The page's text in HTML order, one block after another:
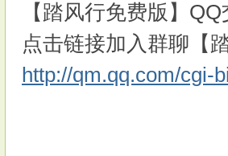
【踏风行免费版】
点击链接加入群聊【
http://qm.qq.com/cgi-